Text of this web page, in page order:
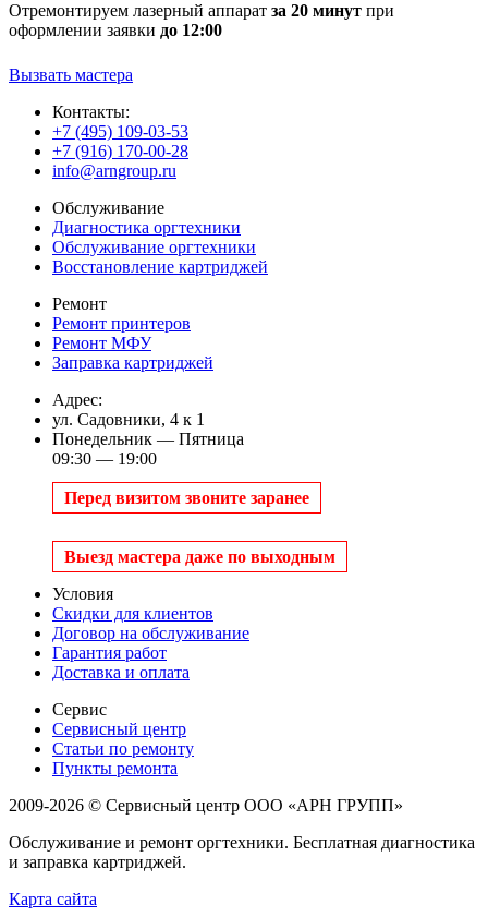
Отремонтируем лазерный аппарат за 20 минут при
оформлении заявки до 12:00
Вызвать мастера
Контакты:
+7 (495) 109-03-53
+7 (916) 170-00-28
info@arngroup.ru
Обслуживание
Диагностика оргтехники
Обслуживание оргтехники
Восстановление картриджей
Ремонт
Ремонт принтеров
Ремонт МФУ
Заправка картриджей
Адрес:
ул. Садовники, 4 к 1
Понедельник — Пятница
09:30 — 19:00
Перед визитом звоните заранее
Выезд мастера даже по выходным
Условия
Скидки для клиентов
Договор на обслуживание
Гарантия работ
Доставка и оплата
Сервис
Сервисный центр
Статьи по ремонту
Пункты ремонта
2009-2026 © Сервисный центр ООО «АРН ГРУПП»
Обслуживание и ремонт оргтехники. Бесплатная диагностика
и заправка картриджей.
Карта сайта